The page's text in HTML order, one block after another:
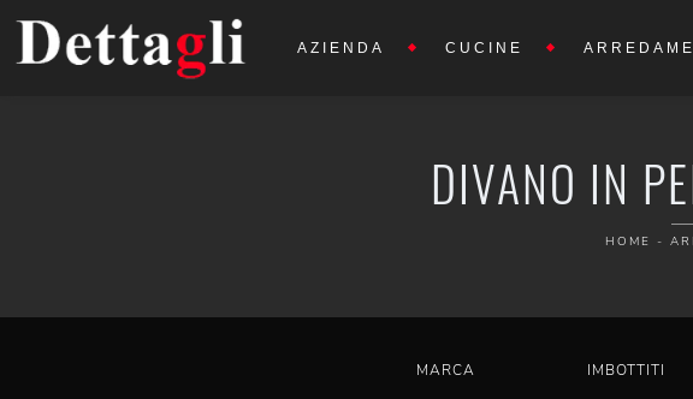
AZIENDA CUCINE
DIVANO IN
HOME -
MARCA IMBOTTITI